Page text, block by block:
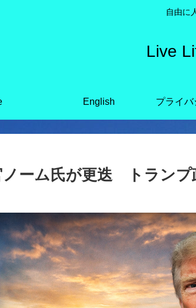
自由に
Live
English プライ
ノーム氏が更迭 トランプ